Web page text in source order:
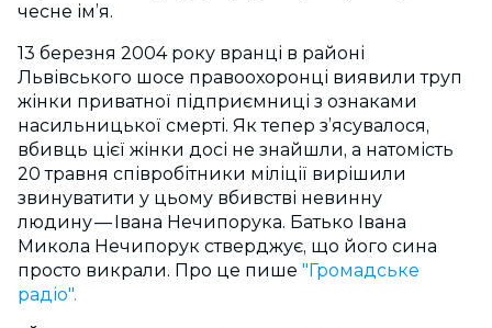
чесне ім’я.
13 березня 2004року вранці в районі
Львівського шосе правоохоронці виявили труп
жінки приватної підприємниці з ознаками
насильницької смерті. Як тепер з’ясувалося,
вбивць цієї жінки досі не знайшли, а натомість
20 травня співробітники міліції вирішили
звинуватити у цьому вбивстві невинну
людину — Івана Нечипорука. Батько Івана
Микола Нечипорук стверджує, що його сина
просто викрали. Про це пише "Громадське
радіо".